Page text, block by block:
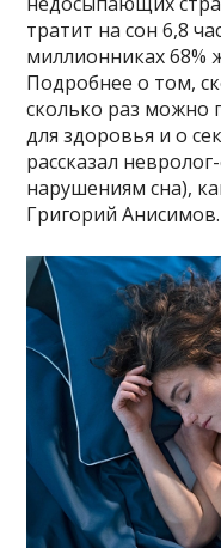
тратит на сон 6,8
миллионниках 68%
Подробнее о том,
сколько раз можно
для здоровья и о
рассказал
нарушениям сна),
Григорий Анисимов.